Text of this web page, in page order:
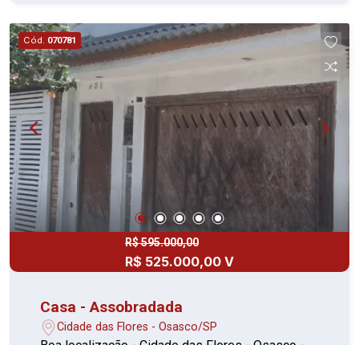
perfeito para momentos de lazer. Localização
estratégica, com fácil acesso a linhas de ônibus.
Apenas 6 minutos da estação Quitaúna da CPTM.
Próximo a escolas, creches e ao Parque Clóvis
Assaf. Não perca essa excelente oportunidade
de morar em um local tranquilo, mas com fácil
acesso a tudo que você precisa. Agende sua
visita agora mesmo!
Cód. 070781
R$ 595.000,00
R$ 525.000,00 V
Casa - Assobradada
Cidade das Flores - Osasco/SP